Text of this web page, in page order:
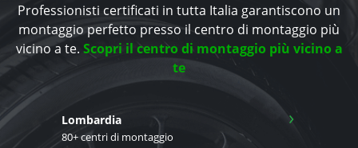
Professionisti certificati in tutta Italia garantiscono un
montaggio perfetto presso il centro di montaggio più
vicino a te. Scopri il centro di montaggio più vicino a
te
Lombardia
80+ centri di montaggio
›